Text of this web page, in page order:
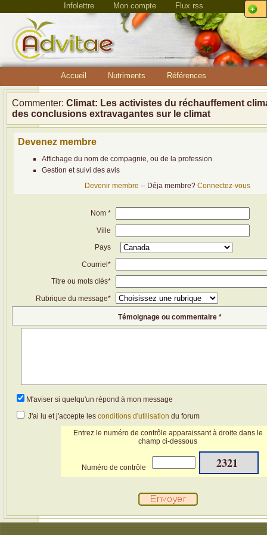
Infolettre Mon compte Flux rss
Accueil Nutriments Références
Commenter: Climat: Les activistes du réchauffement
des conclusions extravagantes sur le climat
Devenez membre
Affichage du nom de compagnie, ou de la profession
Gestion et suivi des avis
Devenir membre -- Déja membre?Connectez-vous
Nom *
Ville
Pays
Courriel*
Titre ou mots clés*
Rubrique du message*
Témoignage ou commentaire *
M'aviser si quelqu'un répond à mon message
J'ai lu et j'accepte les conditions d'utilisation du forum
Entrez le numéro de contrôle apparaissant à droite dans le
champ ci-dessous
Numéro de contrôle 2321